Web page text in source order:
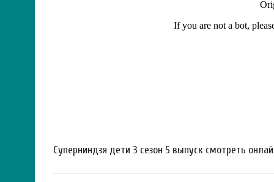
Суперниндзя дети 3 сезон 5 выпуск смотреть